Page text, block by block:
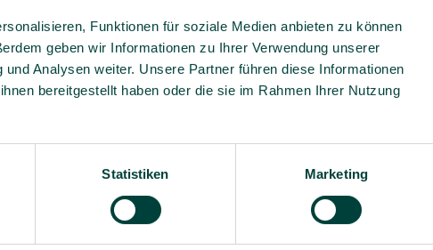
Funktionen für soziale Medien anbieten zu können
geben wir Informationen zu Ihrer Verwendung unserer
Analysen weiter. Unsere Partner führen diese Informationen
bereitgestellt haben oder die sie im Rahmen Ihrer Nutzung
Statistiken Marketing
Es